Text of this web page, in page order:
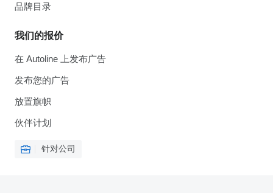
品牌目录
我们的报价
在 Autoline 上发布广告
发布您的广告
放置旗帜
伙伴计划
针对公司